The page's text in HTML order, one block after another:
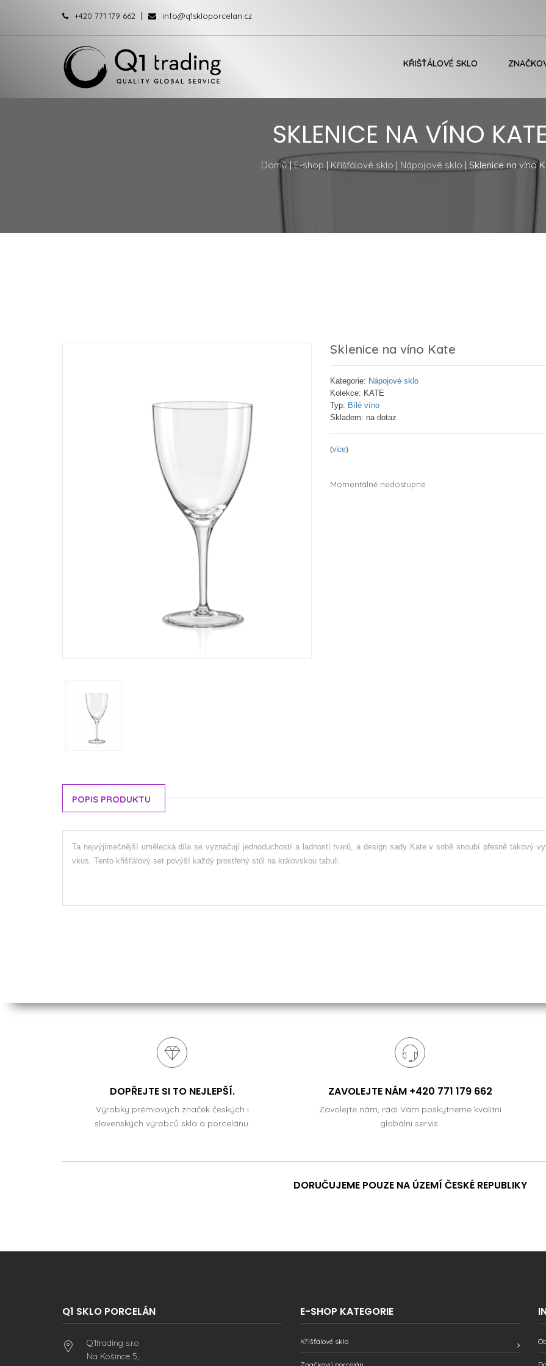
+420 771 179 662 info@q1skloporcelan.cz
KŘIŠŤÁLOVÉ SKLO
SKLENICE NA VÍNO KATE
Domů|E-shop | Křišťálové sklo | Nápojové sklo | Sklenice na víno
Sklenice na víno Kate
Kategorie: Nápojové sklo
Kolekce: KATE
Typ: Bílé víno
Skladem: na dotaz
(více)
Momentálně nedostupné
POPIS PRODUKTU
Ta nejvýjimečnější umělecká díla se vyznačují jednoduchostí a ladností tvarů, a design sady Kate v sobě snoubí přesně takový
vkus. Tento křišťálový set povýší každý prostřený stůl na královskou tabuli.
DOPŘEJTE SI TO NEJLEPŠÍ.
Výrobky prémiových značek českých i
slovenských výrobců skla a porcelánu.
ZAVOLEJTE NÁM +420 771 179 662
Zavolejte nám, rádi Vám poskytneme kvalitní
globální servis.
DORUČUJEME POUZE NA ÚZEMÍ ČESKÉ REPUBLIKY
Q1 SKLO PORCELÁN
Q1trading s.r.o
Na Košince 5,
E-SHOP KATEGORIE
Křišťálové sklo
Značkový porcelán